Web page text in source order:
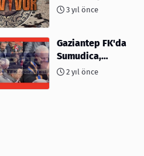
İçin Geri Sayım
3 yıl önce
Gaziantep FK'da
Sumudica,
Başkanı
2 yıl önce